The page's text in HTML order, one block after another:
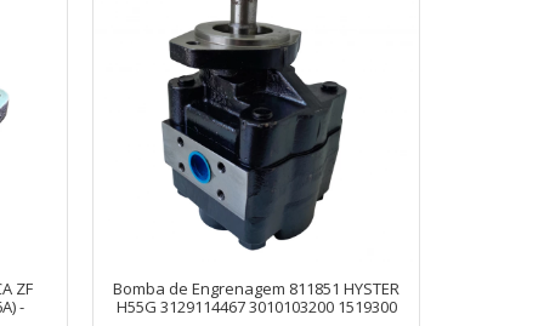
ZF
-
Bomba de Engrenagem 811851 HYSTER
H55G 3129114467 3010103200 1519300